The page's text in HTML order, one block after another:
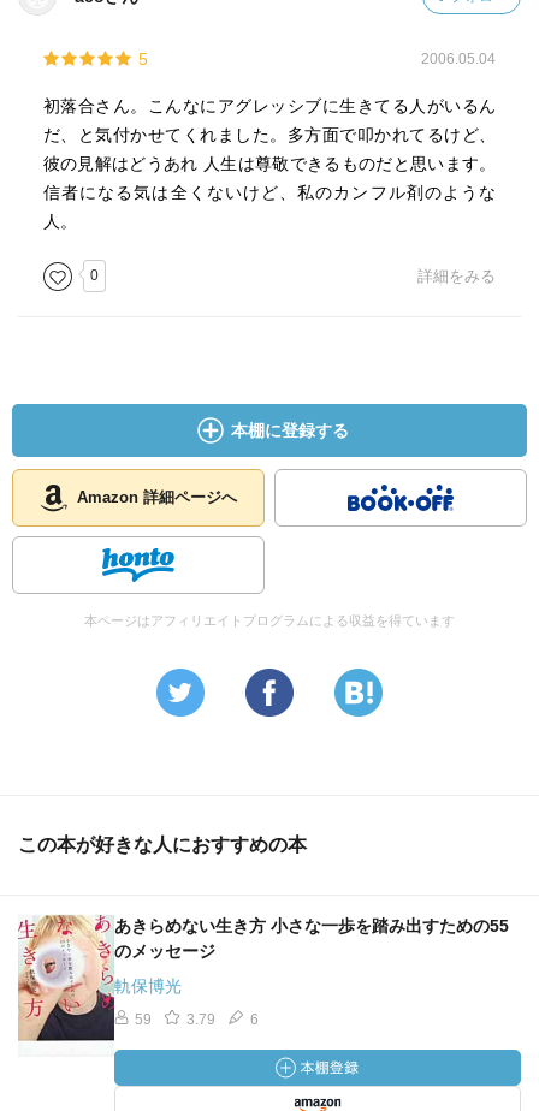
5 2006.05.04
初落合さん。こんなにアグレッシブに生きてる人がいるん
だ、と気付かせてくれました。多方面で叩かれてるけど、
彼の見解はどうあれ 人生は尊敬できるものだと思います。
信者になる気は全くないけど、私のカンフル剤のような
人。
0 詳細をみる
本棚に登録する
Amazon 詳細ページへ
本ページはアフィリエイトプログラムによる収益を得ています
この本が好きな人におすすめの本
あきらめない生き方 小さな一歩を踏み出すための55
のメッセージ
軌保博光
59 3.79 6